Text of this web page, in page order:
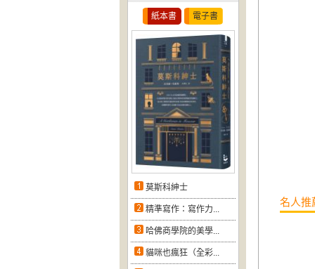
紙本書 電子書
莫斯科紳士
精準寫作：寫作力...
哈佛商學院的美學...
貓咪也瘋狂（全彩...
名人推